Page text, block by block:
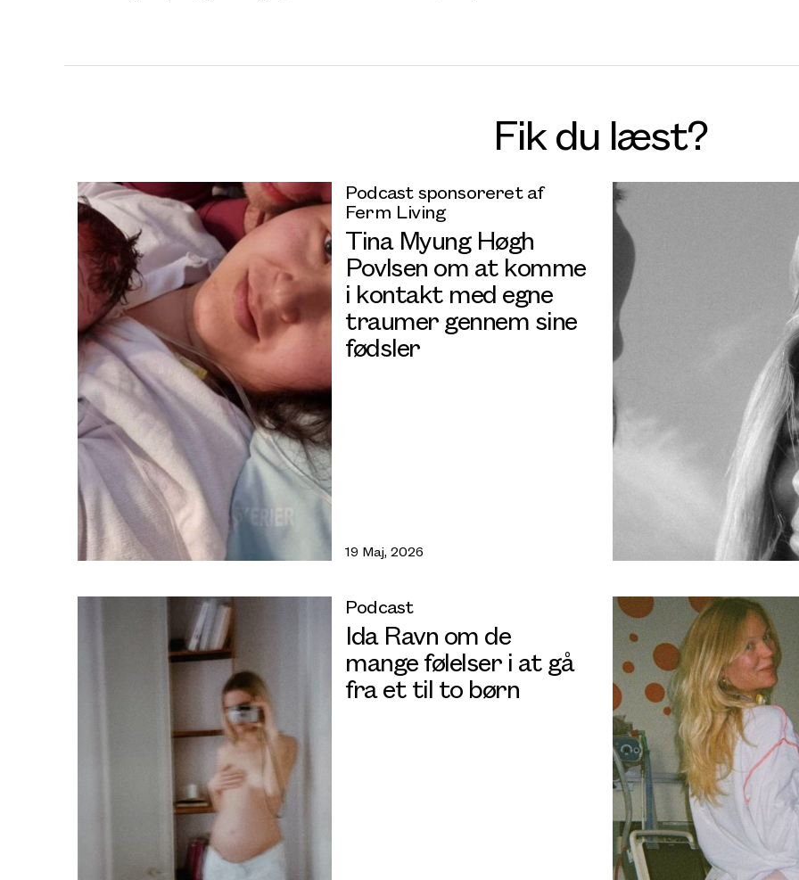
Fik du læst?
Podcast sponsoreret af
Ferm Living
Tina Myung Høgh
Povlsen om at komme
i kontakt med egne
traumer gennem sine
fødsler
19 Maj, 2026
Podcast
Ida Ravn om de
mange følelser i at gå
fra et til to børn